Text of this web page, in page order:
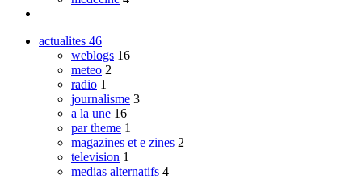
actualites 46
weblogs 16
meteo 2
radio 1
journalisme 3
a la une 16
par theme 1
magazines et e zines 2
television 1
medias alternatifs 4